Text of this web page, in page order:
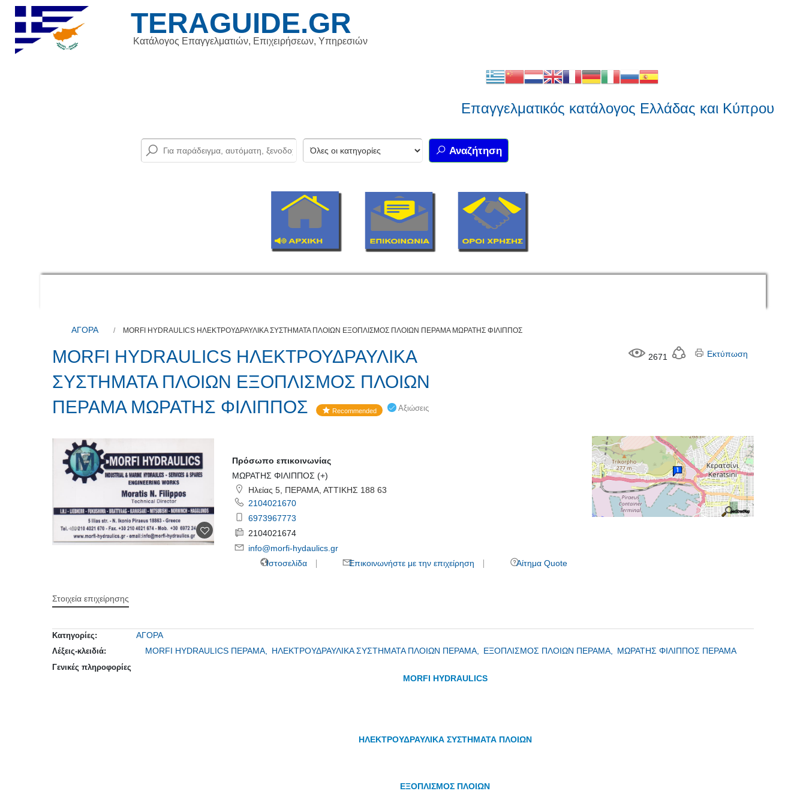
Κατάλογος Επαγγελματιών, Επιχειρήσεων, Υπηρεσιών
TERAGUIDE.GR
Επαγγελματικός κατάλογος Ελλάδας και Κύπρου
Αναζήτηση
ΑΓΟΡΑ MORFI HYDRAULICS ΗΛΕΚΤΡΟΥΔΡΑΥΛΙΚΑ ΣΥΣΤΗΜΑΤΑ ΠΛΟΙΩΝ ΕΞΟΠΛΙΣΜΟΣ ΠΛΟΙΩΝ ΠΕΡΑΜΑ ΜΩΡΑΤΗΣ ΦΙΛΙΠΠΟΣ
MORFI HYDRAULICS ΗΛΕΚΤΡΟΥΔΡΑΥΛΙΚΑ
ΣΥΣΤΗΜΑΤΑ ΠΛΟΙΩΝ ΕΞΟΠΛΙΣΜΟΣ ΠΛΟΙΩΝ
ΠΕΡΑΜΑ ΜΩΡΑΤΗΣ ΦΙΛΙΠΠΟΣ
Recommended Αξιώσεις
2671 Εκτύπωση
Πρόσωπο επικοινωνίας
ΜΩΡΑΤΗΣ ΦΙΛΙΠΠΟΣ (+)
Ηλείας 5, ΠΕΡΑΜΑ, ΑΤΤΙΚΗΣ 188 63
2104021670
6973967773
2104021674
info@morfi-hydaulics.gr
Ιστοσελίδα
Επικοινωνήστε με την επιχείρηση Αίτημα Quote
Στοιχεία επιχείρησης
Κατηγορίες: ΑΓΟΡΑ
Λέξεις-κλειδιά: MORFI HYDRAULICS ΠΕΡΑΜΑ, ΗΛΕΚΤΡΟΥΔΡΑΥΛΙΚΑ ΣΥΣΤΗΜΑΤΑ ΠΛΟΙΩΝ ΠΕΡΑΜΑ, ΕΞΟΠΛΙΣΜΟΣ ΠΛΟΙΩΝ ΠΕΡΑΜΑ, ΜΩΡΑΤΗΣ ΦΙΛΙΠΠΟΣ ΠΕΡΑΜΑ
Γενικές πληροφορίες
MORFI HYDRAULICS
ΗΛΕΚΤΡΟΥΔΡΑΥΛΙΚΑ ΣΥΣΤΗΜΑΤΑ ΠΛΟΙΩΝ
ΕΞΟΠΛΙΣΜΟΣ ΠΛΟΙΩΝ